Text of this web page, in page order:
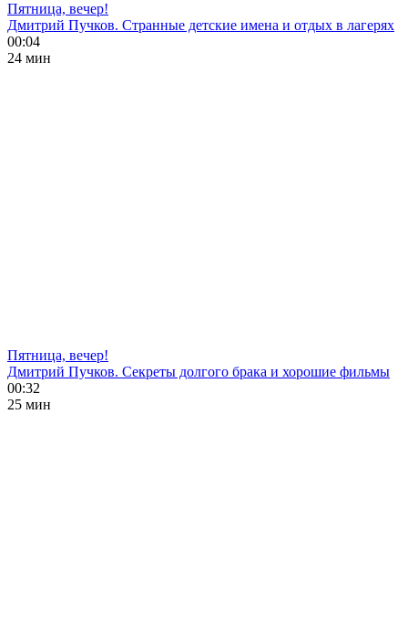
Пятница, вечер!
Дмитрий Пучков. Странные детские имена и отдых в лагерях
00:04
24 мин
Пятница, вечер!
Дмитрий Пучков. Секреты долгого брака и хорошие фильмы
00:32
25 мин